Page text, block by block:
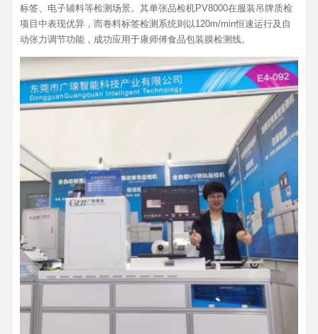
标签、电子辅料等检测场景。其单张品检机PV8000在服装吊牌质检
项目中表现优异，而卷料标签检测系统则以120m/min恒速运行及自
动张力调节功能，成功应用于康师傅食品包装膜检测线。